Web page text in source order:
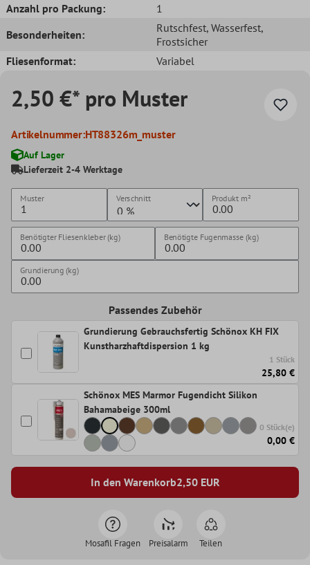
Anzahl pro Packung:
1
Besonderheiten:
Rutschfest, Wasserfest,
Frostsicher
Fliesenformat:
Variabel
2,50 €* pro Muster
Artikelnummer:HT88326m_muster
Auf Lager
Lieferzeit 2-4 Werktage
Muster Verschnitt Produkt m²
Benötigter Fliesenkleber (kg) Benötigte Fugenmasse (kg)
Grundierung (kg)
Passendes Zubehör
Grundierung Gebrauchsfertig Schönox KH FIX
Kunstharzhaftdispersion 1 kg
1 Stück
25,80 €
Schönox MES Marmor Fugendicht Silikon
Bahamabeige 300ml
0 Stück(e)
0,00 €
In den Warenkorb2,50EUR
Mosafil Fragen Preisalarm Teilen